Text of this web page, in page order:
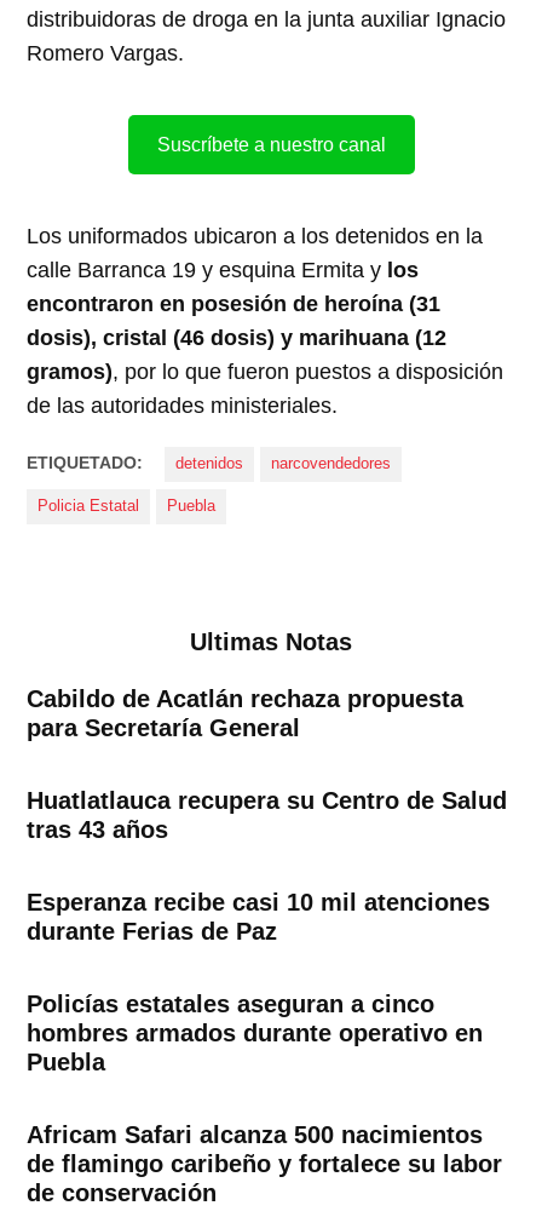
distribuidoras de droga en la junta auxiliar Ignacio
Romero Vargas.
Suscríbete a nuestro canal
Los uniformados ubicaron a los detenidos en la
calle Barranca 19 y esquina Ermita y los
encontraron en posesión de heroína (31
dosis), cristal (46 dosis) y marihuana (12
gramos), por lo que fueron puestos a disposición
de las autoridades ministeriales.
ETIQUETADO: detenidos narcovendedores
Policia Estatal Puebla
Ultimas Notas
Cabildo de Acatlán rechaza propuesta
para Secretaría General
Huatlatlauca recupera su Centro de Salud
tras 43 años
Esperanza recibe casi 10 mil atenciones
durante Ferias de Paz
Policías estatales aseguran a cinco
hombres armados durante operativo en
Puebla
Africam Safari alcanza 500 nacimientos
de flamingo caribeño y fortalece su labor
de conservación